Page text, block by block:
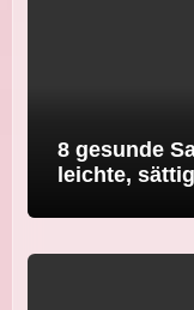
8 gesunde
leichte,